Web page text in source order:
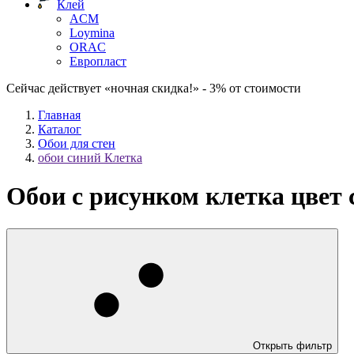
Клей
ACM
Loymina
ORAC
Европласт
Сейчас действует «ночная скидка!» - 3% от стоимости
Главная
Каталог
Обои для стен
обои синий Клетка
Обои с рисунком клетка цвет
Открыть фильтр